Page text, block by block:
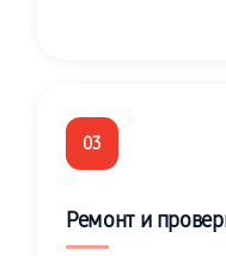
03
Ремонт и